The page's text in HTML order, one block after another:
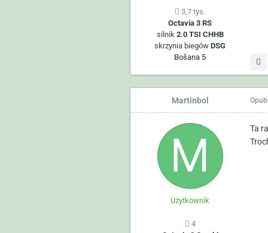
3,7 tys.
Octavia 3 RS
silnik 2.0 TSI CHHB
skrzynia biegówDSG
Bošana 5
Martinbol
Użytkownik
4
Ta